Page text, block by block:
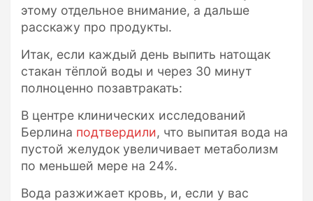
этому отдельное внимание, а дальше
расскажу про продукты.
Итак, если каждый день выпить натощак
стакан тёплой воды и через 30 минут
полноценно позавтракать:
В центре клинических исследований
Берлина подтвердили, что выпитая вода на
пустой желудок увеличивает метаболизм
по меньшей мере на 24%.
Вода разжижает кровь, и, если у вас